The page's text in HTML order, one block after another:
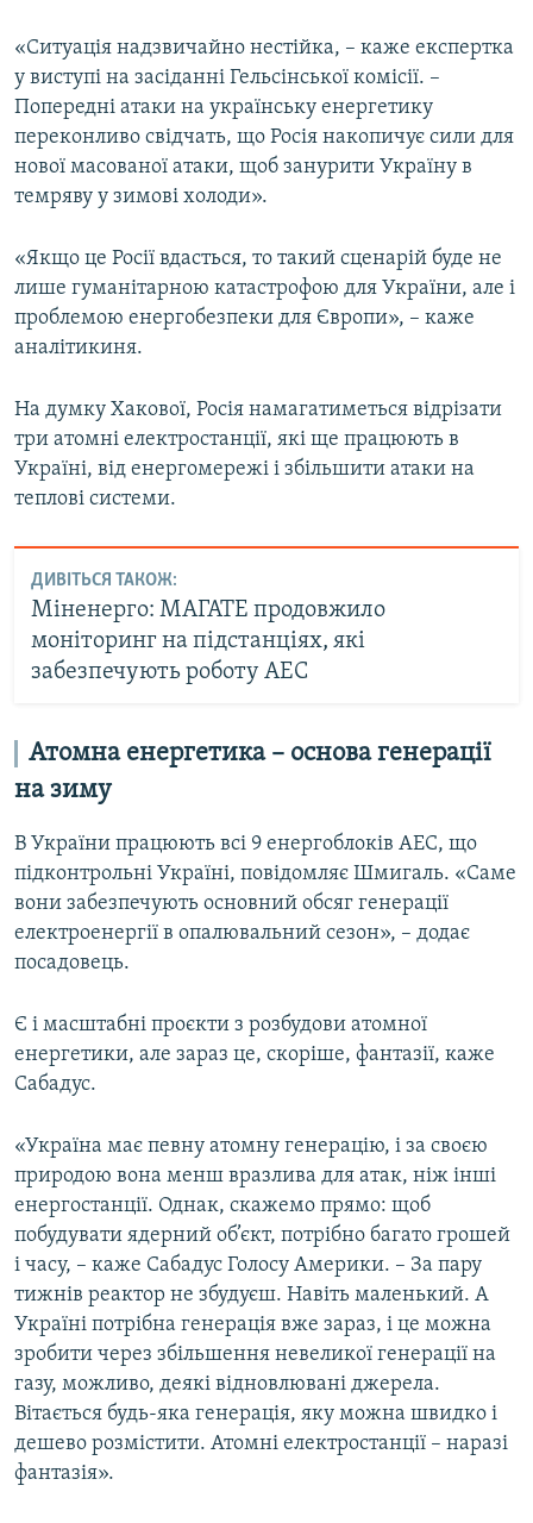
«Ситуація надзвичайно нестійка, – каже експертка
у виступі на засіданні Гельсінської комісії. –
Попередні атаки на українську енергетику
переконливо свідчать, що Росія накопичує сили для
нової масованої атаки, щоб занурити Україну в
темряву у зимові холоди».
«Якщо це Росії вдасться, то такий сценарій буде не
лише гуманітарною катастрофою для України, але і
проблемою енергобезпеки для Європи», – каже
аналітикиня.
На думку Хакової, Росія намагатиметься відрізати
три атомні електростанції, які ще працюють в
Україні, від енергомережі і збільшити атаки на
теплові системи.
ДИВІТЬСЯ ТАКОЖ:
Міненерго: МАГАТЕ продовжило
моніторинг на підстанціях, які
забезпечують роботу АЕС
Атомна енергетика – основа генерації
на зиму
В України працюють всі 9 енергоблоків АЕС, що
підконтрольні Україні, повідомляє Шмигаль. «Саме
вони забезпечують основний обсяг генерації
електроенергії в опалювальний сезон», – додає
посадовець.
Є і масштабні проєкти з розбудови атомної
енергетики, але зараз це, скоріше, фантазії, каже
Сабадус.
«Україна має певну атомну генерацію, і за своєю
природою вона менш вразлива для атак, ніж інші
енергостанції. Однак, скажемо прямо: щоб
побудувати ядерний об’єкт, потрібно багато грошей
і часу, – каже Сабадус Голосу Америки. – За пару
тижнів реактор не збудуєш. Навіть маленький. А
Україні потрібна генерація вже зараз, і це можна
зробити через збільшення невеликої генерації на
газу, можливо, деякі відновлювані джерела.
Вітається будь-яка генерація, яку можна швидко і
дешево розмістити. Атомні електростанції – наразі
фантазія».